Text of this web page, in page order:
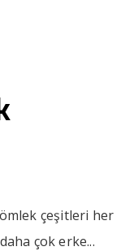
çeşitleri her
çok erke...